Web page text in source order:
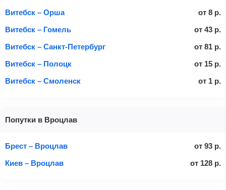
Витебск – Орша
от 8 р.
Витебск – Гомель
от 43 р.
Витебск – Санкт-Петербург
от 81 р.
Витебск – Полоцк
от 15 р.
Витебск – Смоленск
от 1 р.
Попутки в Вроцлав
Брест – Вроцлав от 93 р.
Киев – Вроцлав
от 128 р.